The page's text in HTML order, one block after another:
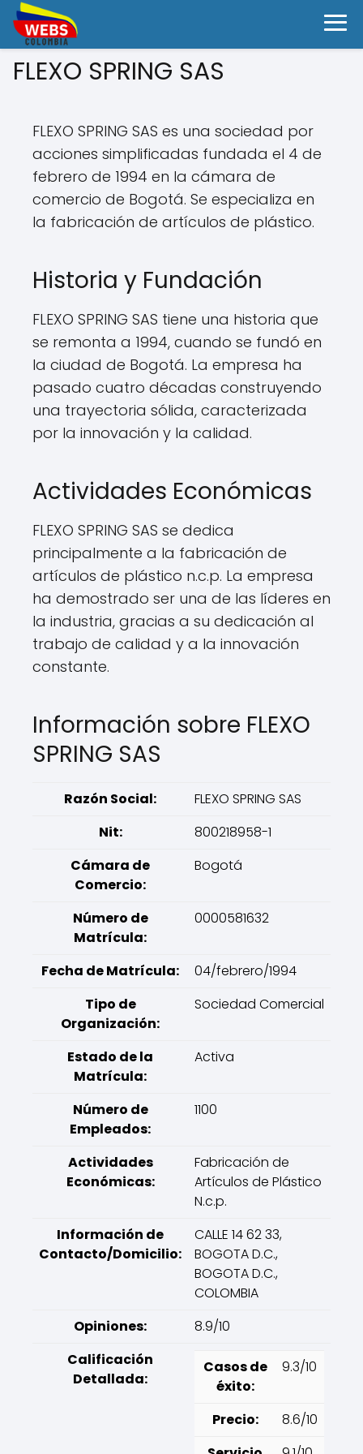
FLEXO SPRING SAS
FLEXO SPRING SAS es una sociedad por
acciones simplificadas fundada el 4 de
febrero de 1994 en la cámara de
comercio de Bogotá. Se especializa en
la fabricación de artículos de plástico.
Historia y Fundación
FLEXO SPRING SAS tiene una historia que
se remonta a 1994, cuando se fundó en
la ciudad de Bogotá. La empresa ha
pasado cuatro décadas construyendo
una trayectoria sólida, caracterizada
por la innovación y la calidad.
Actividades Económicas
FLEXO SPRING SAS se dedica
principalmente a la fabricación de
artículos de plástico n.c.p. La empresa
ha demostrado ser una de las líderes en
la industria, gracias a su dedicación al
trabajo de calidad y a la innovación
constante.
Información sobre FLEXO
SPRING SAS
Razón Social:
FLEXO SPRING SAS
Nit:
800218958-1
Cámara de
Comercio:
Bogotá
Número de
Matrícula:
0000581632
Fecha de Matrícula:
04/febrero/1994
Tipo de
Organización:
Sociedad Comercial
Estado de la
Matrícula:
Activa
Número de
Empleados:
1100
Actividades
Económicas:
Fabricación de
Artículos de Plástico
N.c.p.
Información de
Contacto/Domicilio:
CALLE 14 62 33,
BOGOTA D.C.,
BOGOTA D.C.,
COLOMBIA
Opiniones:
8.9/10
Calificación
Detallada:
Casos de
éxito:
9.3/10
Precio:
8.6/10